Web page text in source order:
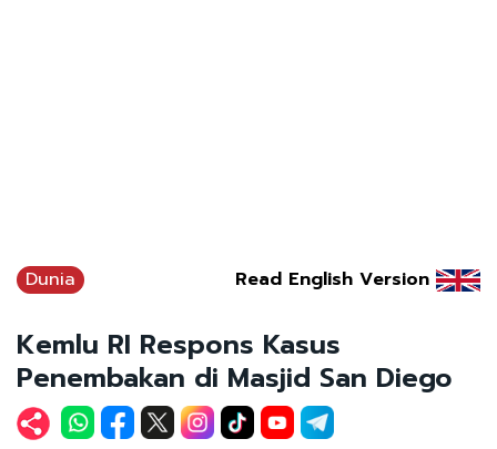
Dunia Read English Version
Kemlu RI Respons Kasus
Penembakan di Masjid San Diego